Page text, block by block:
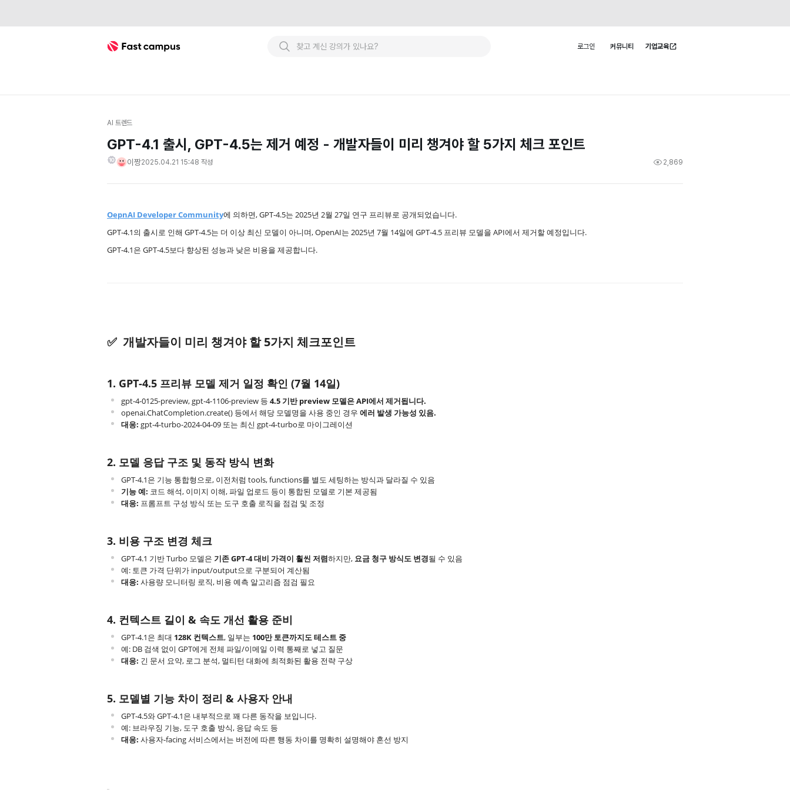
Fast Campus 로그인 커뮤니티 기업교육
AI 트렌드
GPT-4.1 출시, GPT-4.5는 제거 예정 - 개발자들이 미리 챙겨야 할 5가지 체크 포인트
이짱2025.04.21 15:48 작성 2,869
OepnAI Developer Community에 의하면, GPT-4.5는 2025년 2월 27일 연구 프리뷰로 공개되었습니다.
GPT-4.1의 출시로 인해 GPT-4.5는 더 이상 최신 모델이 아니며, OpenAI는 2025년 7월 14일에 GPT-4.5 프리뷰 모델을 API에서 제거할 예정입니다.
GPT-4.1은 GPT-4.5보다 향상된 성능과 낮은 비용을 제공합니다.
✅ 개발자들이 미리 챙겨야 할 5가지 체크포인트
1. GPT-4.5 프리뷰 모델 제거 일정 확인 (7월 14일)
gpt-4-0125-preview, gpt-4-1106-preview 등 4.5 기반 preview 모델은 API에서 제거됩니다.
openai.ChatCompletion.create() 등에서 해당 모델명을 사용 중인 경우 에러 발생 가능성 있음.
대응: gpt-4-turbo-2024-04-09 또는 최신 gpt-4-turbo로 마이그레이션
2. 모델 응답 구조 및 동작 방식 변화
GPT-4.1은 기능 통합형으로, 이전처럼 tools, functions를 별도 세팅하는 방식과 달라질 수 있음
기능 예: 코드 해석, 이미지 이해, 파일 업로드 등이 통합된 모델로 기본 제공됨
대응: 프롬프트 구성 방식 또는 도구 호출 로직을 점검 및 조정
3. 비용 구조 변경 체크
GPT-4.1 기반 Turbo 모델은 기존 GPT-4 대비 가격이 훨씬 저렴하지만, 요금 청구 방식도 변경될 수 있음
예: 토큰 가격 단위가 input/output으로 구분되어 계산됨
대응: 사용량 모니터링 로직, 비용 예측 알고리즘 점검 필요
4. 컨텍스트 길이 & 속도 개선 활용 준비
GPT-4.1은 최대 128K 컨텍스트, 일부는 100만 토큰까지도 테스트 중
예: DB 검색 없이 GPT에게 전체 파일/이메일 이력 통째로 넣고 질문
대응: 긴 문서 요약, 로그 분석, 멀티턴 대화에 최적화된 활용 전략 구상
5. 모델별 기능 차이 정리 & 사용자 안내
GPT-4.5와 GPT-4.1은 내부적으로 꽤 다른 동작을 보입니다.
예: 브라우징 기능, 도구 호출 방식, 응답 속도 등
대응: 사용자-facing 서비스에서는 버전에 따른 행동 차이를 명확히 설명해야 혼선 방지